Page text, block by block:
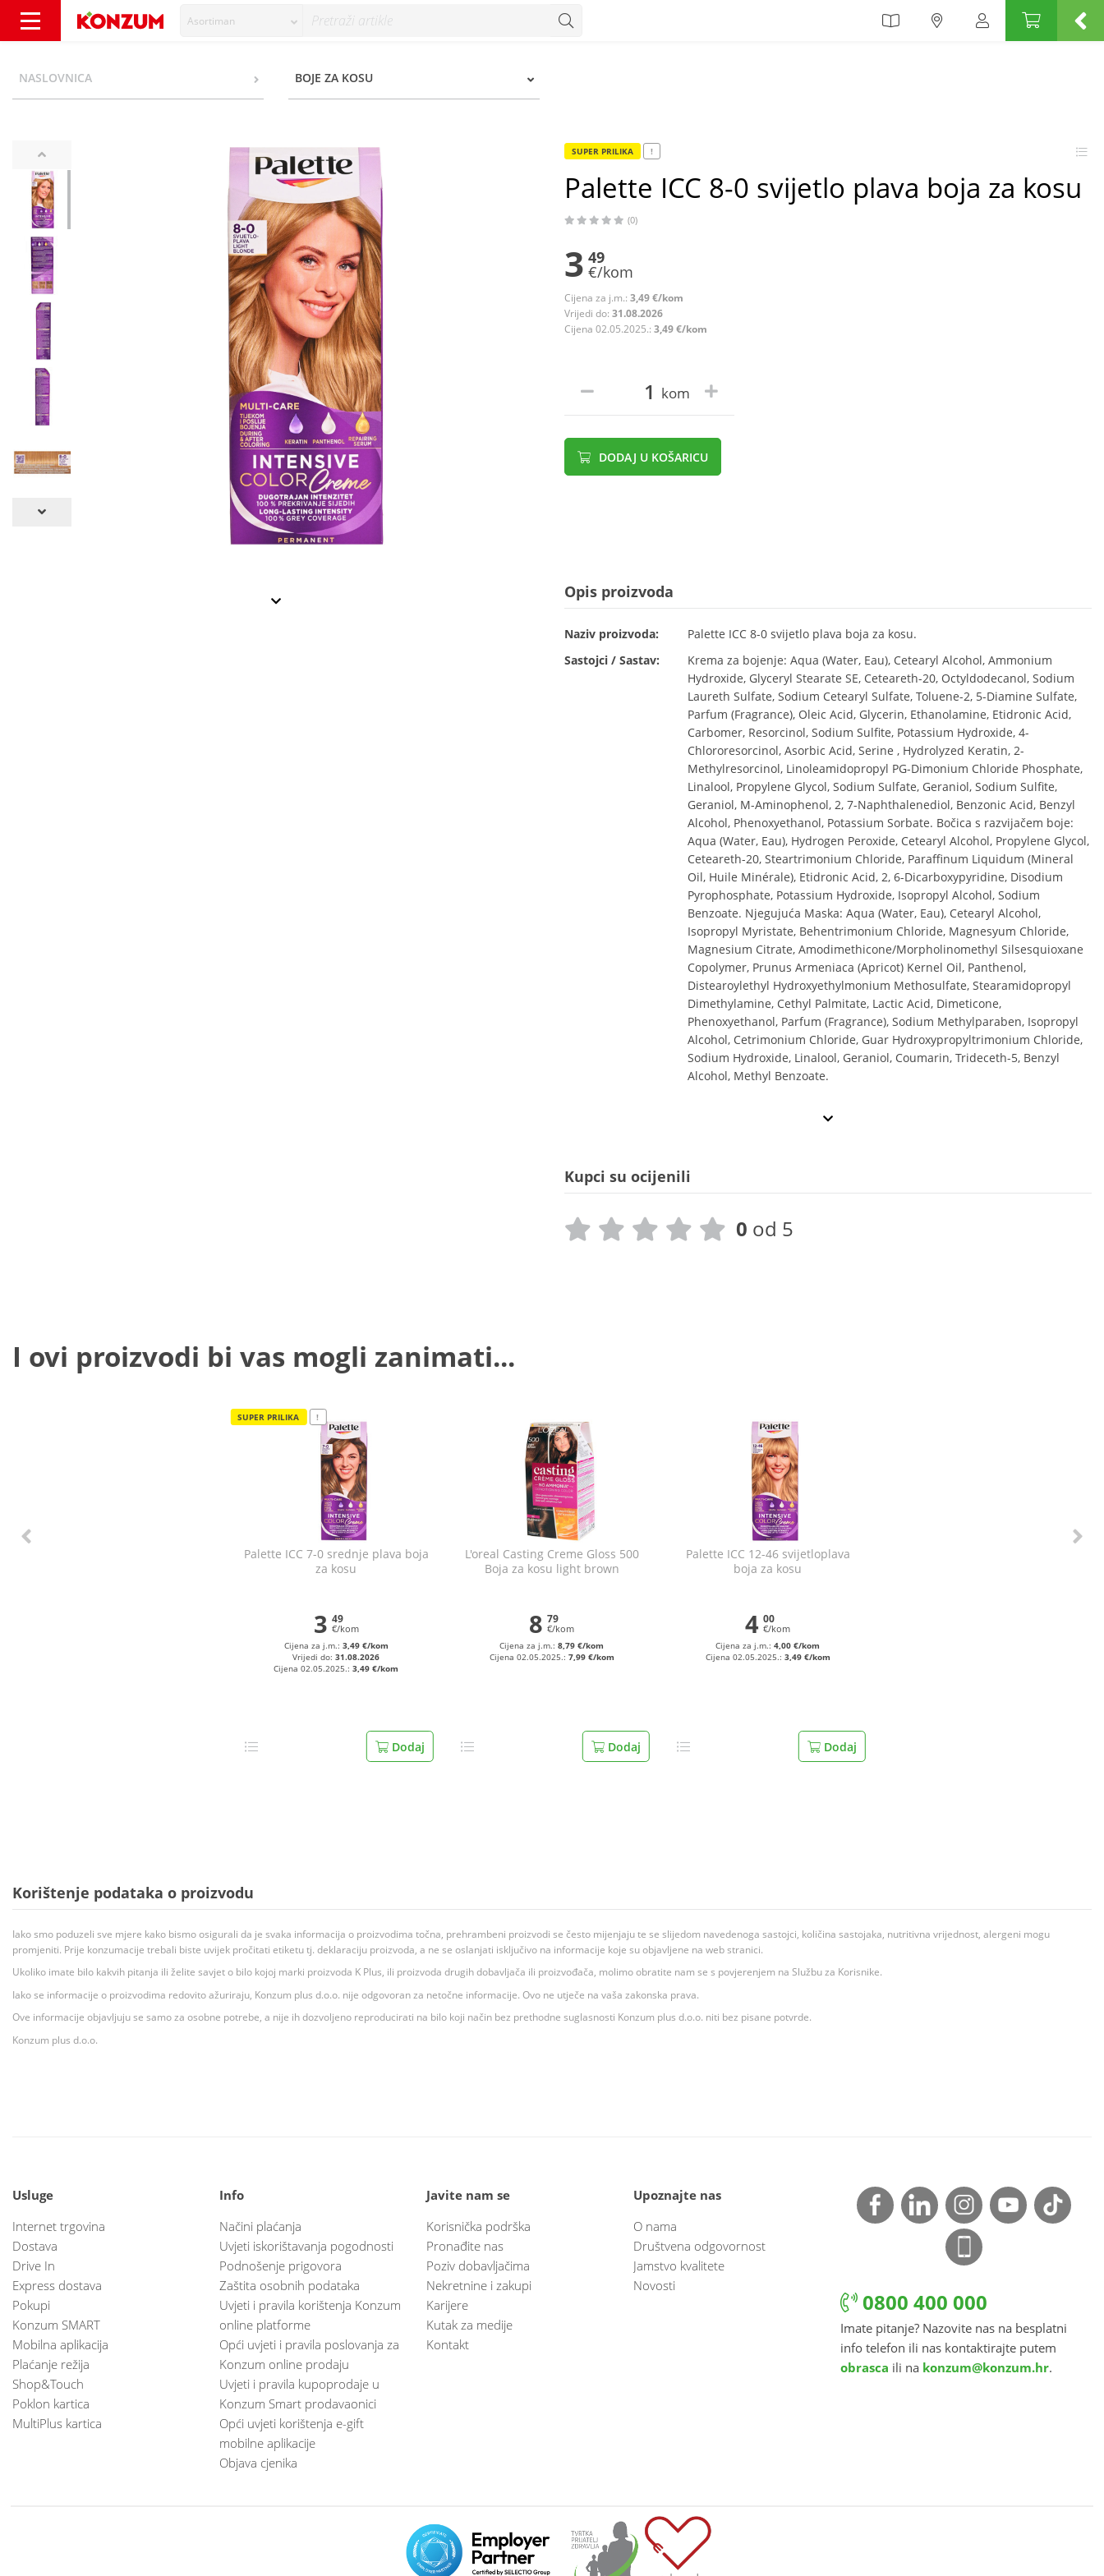
Asortiman
NASLOVNICA BOJE ZA KOSU
SUPER PRILIKA !
Palette ICC 8-0 svijetlo plava boja za kosu
(0)
3 49
€/kom
Cijena za j.m.: 3,49 €/kom
Vrijedi do: 31.08.2026
Cijena 02.05.2025.: 3,49 €/kom
kom
DODAJ U KOŠARICU
Opis proizvoda
Naziv proizvoda:
Palette ICC 8-0 svijetlo plava boja za kosu.
Sastojci / Sastav:
Krema za bojenje: Aqua (Water, Eau), Cetearyl Alcohol, Ammonium
Hydroxide, Glyceryl Stearate SE, Ceteareth-20, Octyldodecanol, Sodium
Laureth Sulfate, Sodium Cetearyl Sulfate, Toluene-2, 5-Diamine Sulfate,
Parfum (Fragrance), Oleic Acid, Glycerin, Ethanolamine, Etidronic Acid,
Carbomer, Resorcinol, Sodium Sulfite, Potassium Hydroxide, 4-
Chlororesorcinol, Asorbic Acid, Serine , Hydrolyzed Keratin, 2-
Methylresorcinol, Linoleamidopropyl PG-Dimonium Chloride Phosphate,
Linalool, Propylene Glycol, Sodium Sulfate, Geraniol, Sodium Sulfite,
Geraniol, M-Aminophenol, 2, 7-Naphthalenediol, Benzonic Acid, Benzyl
Alcohol, Phenoxyethanol, Potassium Sorbate. Bočica s razvijačem boje:
Aqua (Water, Eau), Hydrogen Peroxide, Cetearyl Alcohol, Propylene Glycol,
Ceteareth-20, Steartrimonium Chloride, Paraffinum Liquidum (Mineral
Oil, Huile Minérale), Etidronic Acid, 2, 6-Dicarboxypyridine, Disodium
Pyrophosphate, Potassium Hydroxide, Isopropyl Alcohol, Sodium
Benzoate. Njegujuća Maska: Aqua (Water, Eau), Cetearyl Alcohol,
Isopropyl Myristate, Behentrimonium Chloride, Magnesyum Chloride,
Magnesium Citrate, Amodimethicone/Morpholinomethyl Silsesquioxane
Copolymer, Prunus Armeniaca (Apricot) Kernel Oil, Panthenol,
Distearoylethyl Hydroxyethylmonium Methosulfate, Stearamidopropyl
Dimethylamine, Cethyl Palmitate, Lactic Acid, Dimeticone,
Phenoxyethanol, Parfum (Fragrance), Sodium Methylparaben, Isopropyl
Alcohol, Cetrimonium Chloride, Guar Hydroxypropyltrimonium Chloride,
Sodium Hydroxide, Linalool, Geraniol, Coumarin, Trideceth-5, Benzyl
Alcohol, Methyl Benzoate.
Kupci su ocijenili
0 od 5
I ovi proizvodi bi vas mogli zanimati...
SUPER PRILIKA !
Palette ICC 7-0 srednje plava boja
za kosu
3 49
€/kom
Cijena za j.m.: 3,49 €/kom
Vrijedi do:31.08.2026
Cijena 02.05.2025.:3,49 €/kom
Dodaj
L'oreal Casting Creme Gloss 500
Boja za kosu light brown
8 79
€/kom
Cijena za j.m.:8,79 €/kom
Cijena 02.05.2025.: 7,99 €/kom
Dodaj
Palette ICC 12-46 svijetloplava
boja za kosu
4 00
€/kom
Cijena za j.m.:4,00 €/kom
Cijena 02.05.2025.: 3,49 €/kom
Dodaj
Korištenje podataka o proizvodu
Iako smo poduzeli sve mjere kako bismo osigurali da je svaka informacija o proizvodima točna, prehrambeni proizvodi se često mijenjaju te se slijedom navedenoga sastojci, količina sastojaka, nutritivna vrijednost, alergeni mogu
promjeniti. Prije konzumacije trebali biste uvijek pročitati etiketu tj. deklaraciju proizvoda, a ne se oslanjati isključivo na informacije koje su objavljene na web stranici.
Ukoliko imate bilo kakvih pitanja ili želite savjet o bilo kojoj marki proizvoda K Plus, ili proizvoda drugih dobavljača ili proizvođača, molimo obratite nam se s povjerenjem na Službu za Korisnike.
Iako se informacije o proizvodima redovito ažuriraju, Konzum plus d.o.o. nije odgovoran za netočne informacije. Ovo ne utječe na vaša zakonska prava.
Ove informacije objavljuju se samo za osobne potrebe, a nije ih dozvoljeno reproducirati na bilo koji način bez prethodne suglasnosti Konzum plus d.o.o. niti bez pisane potvrde.
Konzum plus d.o.o.
Usluge
Internet trgovina
Dostava
Drive In
Express dostava
Pokupi
Konzum SMART
Mobilna aplikacija
Plaćanje režija
Shop&Touch
Poklon kartica
MultiPlus kartica
Info
Načini plaćanja
Uvjeti iskorištavanja pogodnosti
Podnošenje prigovora
Zaštita osobnih podataka
Uvjeti i pravila korištenja Konzum
online platforme
Opći uvjeti i pravila poslovanja za
Konzum online prodaju
Uvjeti i pravila kupoprodaje u
Konzum Smart prodavaonici
Opći uvjeti korištenja e-gift
mobilne aplikacije
Objava cjenika
Javite nam se
Korisnička podrška
Pronađite nas
Poziv dobavljačima
Nekretnine i zakupi
Karijere
Kutak za medije
Kontakt
Upoznajte nas
O nama
Društvena odgovornost
Jamstvo kvalitete
Novosti
0800 400 000
Imate pitanje? Nazovite nas na besplatni
info telefon ili nas kontaktirajte putem
obrasca ili na konzum@konzum.hr.